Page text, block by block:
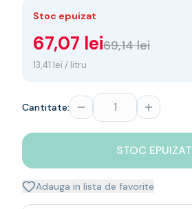
Germania
Noua Zeelanda
Spumante
Sampanie
Single malt
Japanese
Bourbon
Stoc epuizat
67,07 lei69,14 lei
13,41 lei / litru
Cantitate:
STOC EPUIZAT
Adauga in lista de favorite